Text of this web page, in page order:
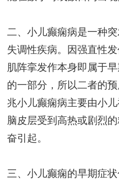
二、小儿癫痫病是一种
失调性疾病。因强直性
肌阵挛发作本身即属于
的一部分，所以二者的
兆小儿癫痫病主要由小
脑皮层受到高热或剧烈
奋引起。
三、小儿癫痫的早期症